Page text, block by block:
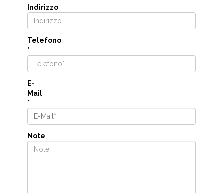
Indirizzo
Telefono
*
E-
Mail
*
Note